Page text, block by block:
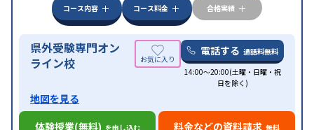
コース内容
コース料金 合格実績
県外受験専門オン
ライン校
電話する 通話料無料
14:00～20:00(土曜・日曜・祝
日を除く)
地図を見る
体験授業(無料) を申し込む 料金などの資料請求 無料